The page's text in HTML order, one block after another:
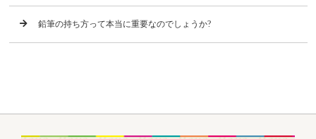
鉛筆の持ち方って本当に重要なのでしょうか?